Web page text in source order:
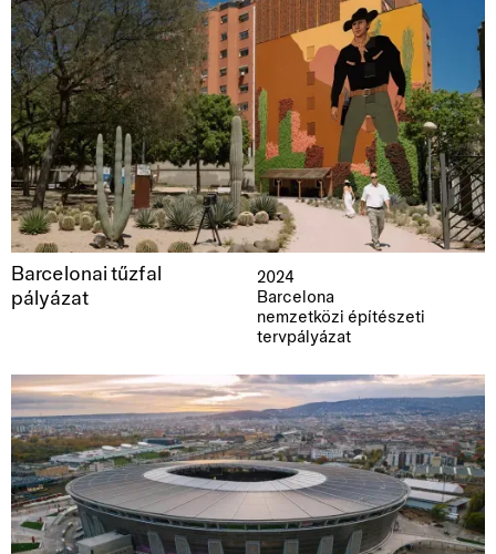
Barcelonai tűzfal
pályázat
2024
Barcelona
nemzetközi építészeti
tervpályázat